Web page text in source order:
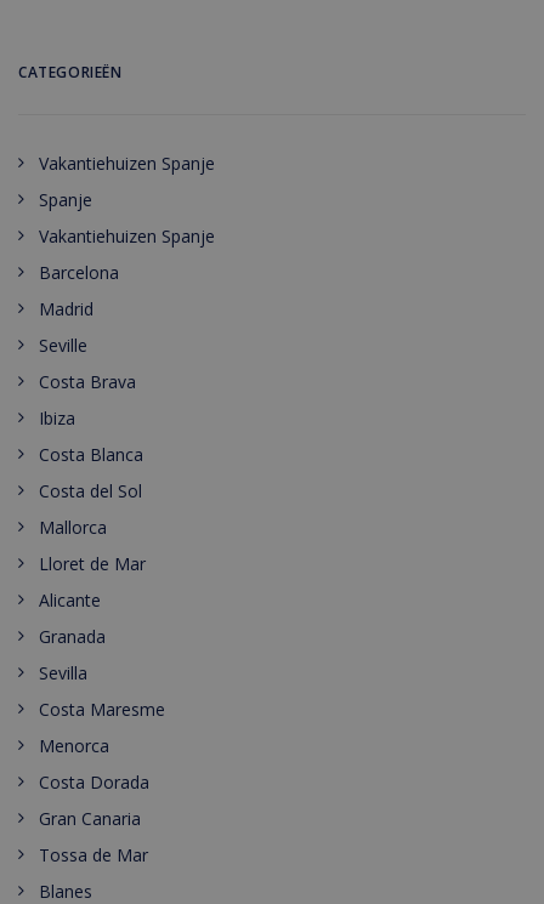
CATEGORIEËN
Vakantiehuizen Spanje
Spanje
Vakantiehuizen Spanje
Barcelona
Madrid
Seville
Costa Brava
Ibiza
Costa Blanca
Costa del Sol
Mallorca
Lloret de Mar
Alicante
Granada
Sevilla
Costa Maresme
Menorca
Costa Dorada
Gran Canaria
Tossa de Mar
Blanes